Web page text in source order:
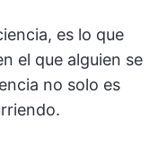
es lo que
el que alguien se
no solo es